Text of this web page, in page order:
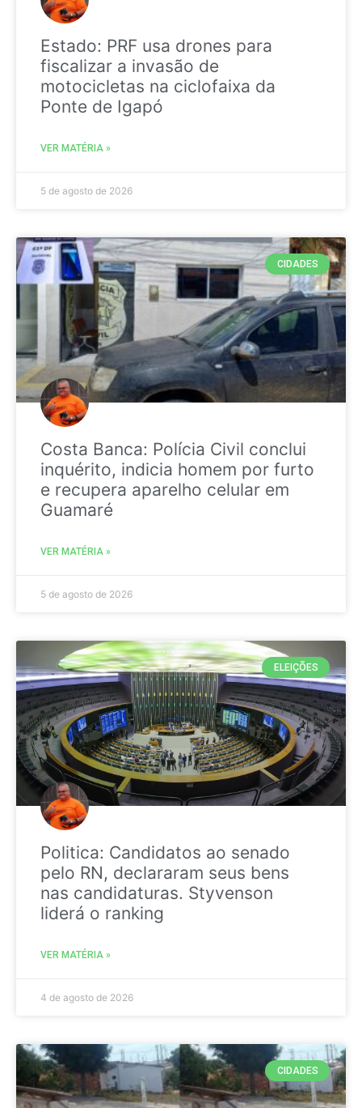
Estado: PRF usa drones para
fiscalizar a invasão de
motocicletas na ciclofaixa da
Ponte de Igapó
VER MATÉRIA »
5 de agosto de 2026
CIDADES
Costa Banca: Polícia Civil conclui
inquérito, indicia homem por furto
e recupera aparelho celular em
Guamaré
VER MATÉRIA »
5 de agosto de 2026
ELEIÇÕES
Politica: Candidatos ao senado
pelo RN, declararam seus bens
nas candidaturas. Styvenson
liderá o ranking
VER MATÉRIA »
4 de agosto de 2026
CIDADES